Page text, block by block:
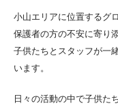
小山エリアに位置するグ
保護者の方の不安に寄り
子供たちとスタッフが一
います。
日々の活動の中で子供た